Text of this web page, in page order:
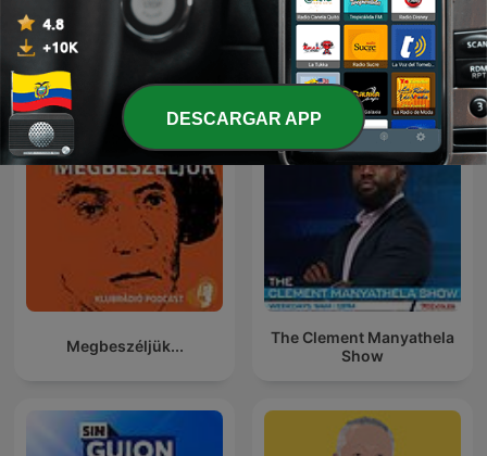
Forklart
Megbeszéljük...
The Clement Manyathela
Show
DESCARGAR APP